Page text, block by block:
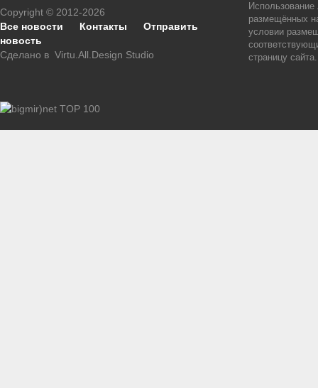
Copyright © 2012-2026
Все новости
Контакты
Отправить
новость
Сделано в Virtu.All.Design Studio
размещённых
условии
страницу сайта.